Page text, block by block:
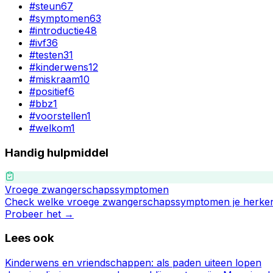
#steun67
#symptomen63
#introductie48
#ivf36
#testen31
#kinderwens12
#miskraam10
#positief6
#bbz1
#voorstellen1
#welkom1
Handig hulpmiddel
Vroege zwangerschapssymptomen
Check welke vroege zwangerschapssymptomen je
Probeer het →
Lees ook
Kinderwens en vriendschappen: als paden uiteen lopen